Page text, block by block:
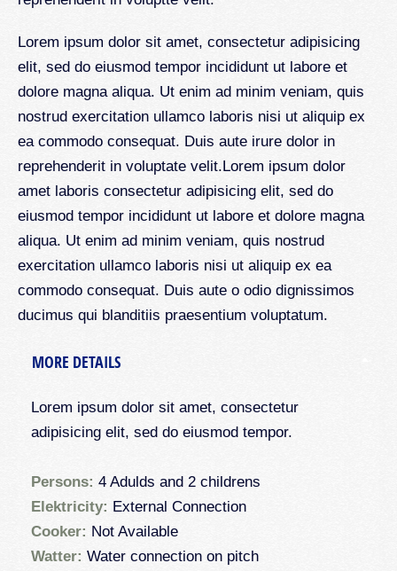
Lorem ipsum dolor sit amet, consectetur adipisicing
elit, sed do eiusmod tempor incididunt ut labore et
dolore magna aliqua. Ut enim ad minim veniam, quis
nostrud exercitation ullamco laboris nisi ut aliquip ex
ea commodo consequat. Duis aute irure dolor in
reprehenderit in voluptate velit.Lorem ipsum dolor
amet laboris consectetur adipisicing elit, sed do
eiusmod tempor incididunt ut labore et dolore magna
aliqua. Ut enim ad minim veniam, quis nostrud
exercitation ullamco laboris nisi ut aliquip ex ea
commodo consequat. Duis aute o odio dignissimos
ducimus qui blanditiis praesentium voluptatum.
MORE DETAILS
Lorem ipsum dolor sit amet, consectetur
adipisicing elit, sed do eiusmod tempor.
Persons: 4 Adulds and 2 childrens
Elektricity: External Connection
Cooker: Not Available
Watter: Water connection on pitch